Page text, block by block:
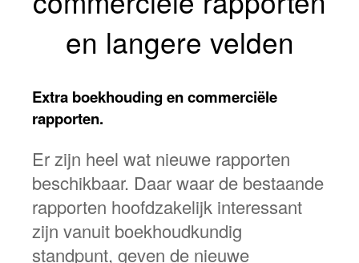
en langere velden
Extra boekhouding en commerciële
rapporten.
Er zijn heel wat nieuwe rapporten
beschikbaar. Daar waar de bestaande
rapporten hoofdzakelijk interessant
zijn vanuit boekhoudkundig
standpunt, geven de nieuwe